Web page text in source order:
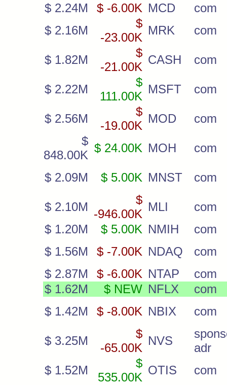
$ 2.24M
$ -6.00K MCD
com
$ 2.16M
$
-23.00K
MRK com
$ 1.82M
$
-21.00K
CASH com
$ 2.22M
$
111.00K
MSFT com
$ 2.56M
$
-19.00K
MOD
com
$
848.00K
$ 24.00K MOH com
$ 2.09M $ 5.00K MNST com
$ 2.10M
$
-946.00K
MLI
com
$ 1.20M
$ 5.00K NMIH
com
$ 1.56M
$ -7.00K NDAQ
com
$ 2.87M
$ -6.00K NTAP
com
$ 1.62M
$ NEW NFLX
com
$ 1.42M
$ -8.00K NBIX com
$ 3.25M
$
-65.00K
NVS
adr
$ 1.52M
$
535.00K
OTIS
com